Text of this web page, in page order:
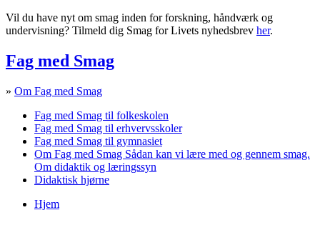
Vil du have nyt om smag inden for forskning, håndværk og
undervisning? Tilmeld dig Smag for Livets nyhedsbrev her.
Fag med Smag
» Om Fag med Smag
Fag med Smag til folkeskolen
Fag med Smag til erhvervsskoler
Fag med Smag til gymnasiet
Om Fag med Smag Sådan kan vi lære med og gennem smag.
Om didaktik og læringssyn
Didaktisk hjørne
Hjem